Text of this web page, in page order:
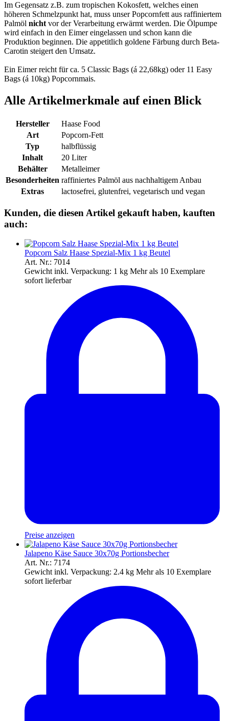
Im Gegensatz z.B. zum tropischen Kokosfett, welches einen
höheren Schmelzpunkt hat, muss unser Popcornfett aus raffiniertem
Palmöl nicht vor der Verarbeitung erwärmt werden. Die Ölpumpe
wird einfach in den Eimer eingelassen und schon kann die
Produktion beginnen. Die appetitlich goldene Färbung durch Beta-
Carotin steigert den Umsatz.
Ein Eimer reicht für ca. 5 Classic Bags (á 22,68kg) oder 11 Easy
Bags (á 10kg) Popcornmais.
Alle Artikelmerkmale auf einen Blick
Hersteller
Haase Food
Art
Popcorn-Fett
Typ
halbflüssig
Inhalt
20 Liter
Behälter
Metalleimer
Besonderheiten raffiniertes Palmöl aus nachhaltigem Anbau
Extras
lactosefrei, glutenfrei, vegetarisch und vegan
Kunden, die diesen Artikel gekauft haben, kauften
auch:
Popcorn Salz Haase Spezial-Mix 1 kg Beutel
Art. Nr.: 7014
Gewicht inkl. Verpackung: 1 kg Mehr als 10 Exemplare
sofort lieferbar
Preise anzeigen
Jalapeno Käse Sauce 30x70g Portionsbecher
Art. Nr.: 7174
Gewicht inkl. Verpackung: 2.4 kg Mehr als 10 Exemplare
sofort lieferbar